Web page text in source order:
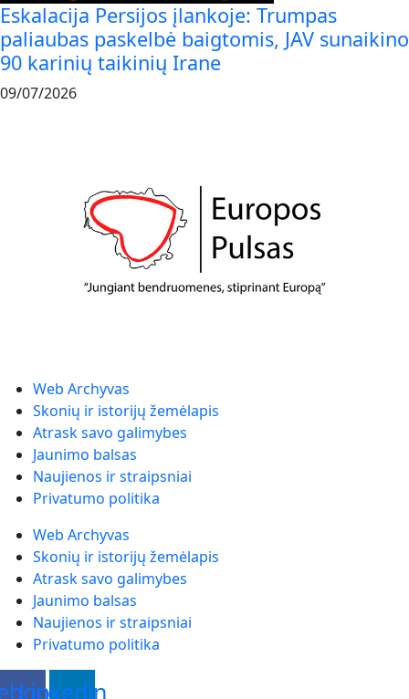
Eskalacija Persijos įlankoje: Trumpas
paliaubas paskelbė baigtomis, JAV sunaikino
90 karinių taikinių Irane
09/07/2026
Web Archyvas
Skonių ir istorijų žemėlapis
Atrask savo galimybes
Jaunimo balsas
Naujienos ir straipsniai
Privatumo politika
Web Archyvas
Skonių ir istorijų žemėlapis
Atrask savo galimybes
Jaunimo balsas
Naujienos ir straipsniai
Privatumo politika
Linkedin